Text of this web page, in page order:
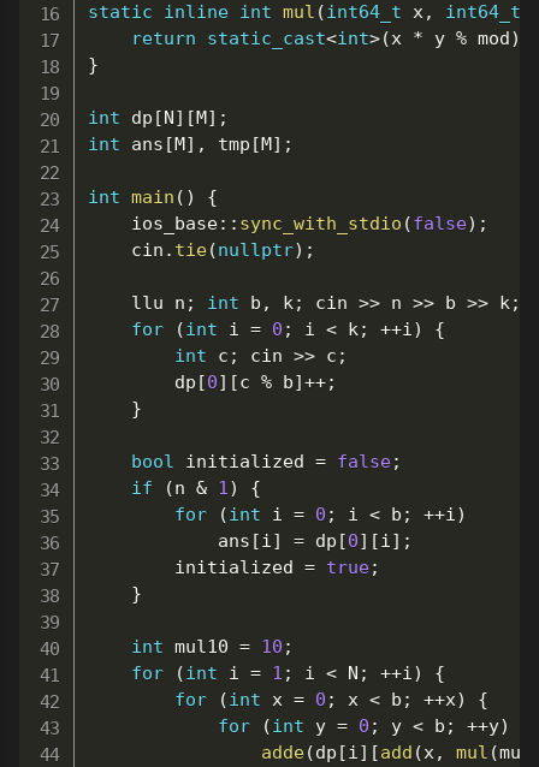
static
inline int mul (int64_t x, int64_t
return
static_cast<int>(x * y % mod)
}
int dp [N] [M] ;
int ans [M] , tmp [M] ;
int main ( )
{
	ios_base
:: sync_with_stdio (false) ;
	cin
. tie(nullptr) ;
	llu n
; int b , k; cin >> n >> b >> k;
for
(int i = 0 ; i < k; ++i)
{
int c ; cin >> c ;
		dp
[0] [c % b]++;
}
bool initialized = false;
if
(n & 1)
{
for
(int i = 0 ; i < b ; ++i)
			ans
[i] = dp [0] [i] ;
		initialized
= true;
}
int mul10 = 10 ;
for
(int i = 1 ; i < N ; ++i)
{
for
(int x = 0 ; x < b ; ++x)
{
for
(int y = 0 ; y < b ; ++y)
adde(dp [i] [add (x, mul (